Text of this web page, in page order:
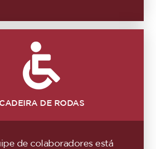
CADEIRA DE RODAS
de colaboradores está